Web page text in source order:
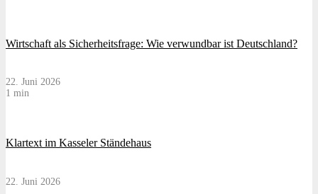
Wirtschaft als Sicherheitsfrage: Wie verwundbar ist Deutschland?
22. Juni 2026
1 min
Klartext im Kasseler Ständehaus
22. Juni 2026